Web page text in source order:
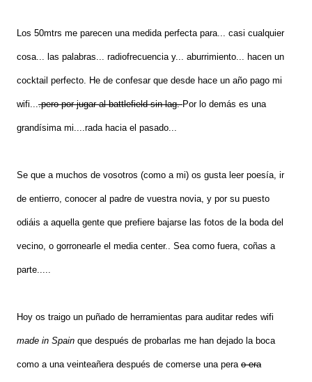
Los 50mtrs me parecen una medida perfecta para... casi cualquier
cosa... las palabras... radiofrecuencia y... aburrimiento... hacen un
cocktail perfecto. He de confesar que desde hace un año pago mi
wifi....pero por jugar al battlefield sin lag.Por lo demás es una
grandísima mi....rada hacia el pasado...
Se que a muchos de vosotros (como a mi) os gusta leer poesía, ir
de entierro, conocer al padre de vuestra novia, y por su puesto
odiáis a aquella gente que prefiere bajarse las fotos de la boda del
vecino, o gorronearle el media center.. Sea como fuera, coñas a
parte.....
Hoy os traigo un puñado de herramientas para auditar redes wifi
made in Spain que después de probarlas me han dejado la boca
como a una veinteañera después de comerse una pera o era